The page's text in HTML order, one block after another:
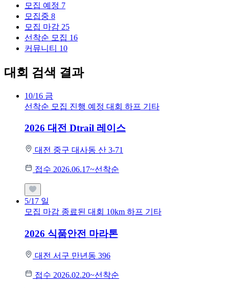
모집 예정 7
모집중 8
모집 마감 25
선착순 모집 16
커뮤니티 10
대회 검색 결과
10/16 금
선착순 모집 진행 예정 대회 하프 기타
2026 대전 Dtrail 레이스
대전 중구 대사동 산 3-71
접수 2026.06.17~선착순
5/17 일
모집 마감 종료된 대회 10km 하프 기타
2026 식품안전 마라톤
대전 서구 만년동 396
접수 2026.02.20~선착순